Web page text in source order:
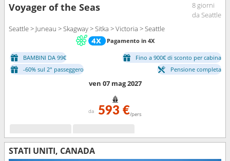
Voyager of the Seas
8 giorni
da Seattle
Seattle > Juneau > Skagway > Sitka > Victoria > Seattle
Pagamento in 4X
BAMBINI DA 99€
Fino a 900€ di sconto per cabina
-60% sul 2° passeggero
Pensione completa
ven 07 mag 2027
da 593 €/pers
STATI UNITI, CANADA